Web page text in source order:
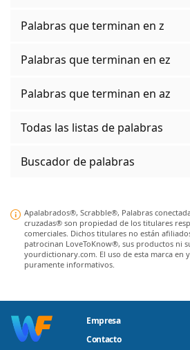
Palabras que terminan en z
Palabras que terminan en ez
Palabras que terminan en az
Todas las listas de palabras
Buscador de palabras
Apalabrados®, Scrabble®, Palabras
cruzadas® son propiedad de los titulares
comerciales. Dichos titulares no están
patrocinan LoveToKnow®, sus productos ni
yourdictionary.com. El uso de esta marca en
puramente informativos.
Empresa
Contacto